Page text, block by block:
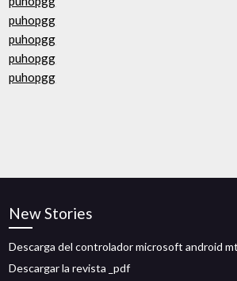
puhopgg
puhopgg
puhopgg
puhopgg
New Stories
Descarga del controlador microsoft android
Descargar la revista _pdf